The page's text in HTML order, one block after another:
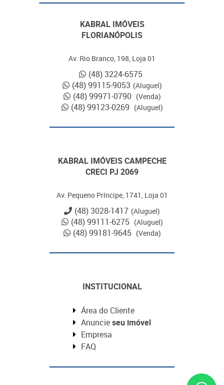
KABRAL IMÓVEIS
FLORIANÓPOLIS
Av. Rio Branco, 198, Loja 01
(48) 3224-6575
(48) 99115-9053 (Aluguel)
(48) 99971-0790 (Venda)
(48) 99123-0269 (Aluguel)
KABRAL IMÓVEIS CAMPECHE
CRECI PJ 2069
Av. Pequeno Príncipe, 1741, Loja 01
(48) 3028-1417 (Aluguel)
(48) 99111-6275 (Aluguel)
(48) 99181-9645 (Venda)
INSTITUCIONAL
Área do Cliente
Anuncieseu imóvel
Empresa
FAQ